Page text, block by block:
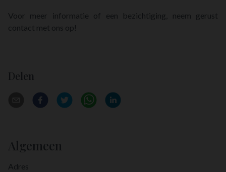
Voor meer informatie of een bezichtiging, neem gerust
contact met ons op!
Delen
Algemeen
Adres